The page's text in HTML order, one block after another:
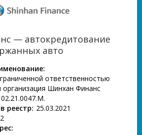
— автокредитование
авто
ответственностью
Шинхан Финанс
02.21.0047.М.
реестр: 25.03.2021